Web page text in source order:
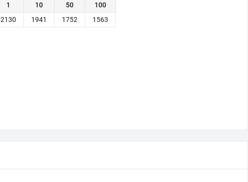
1 10 50 100
2130 1941 1752 1563